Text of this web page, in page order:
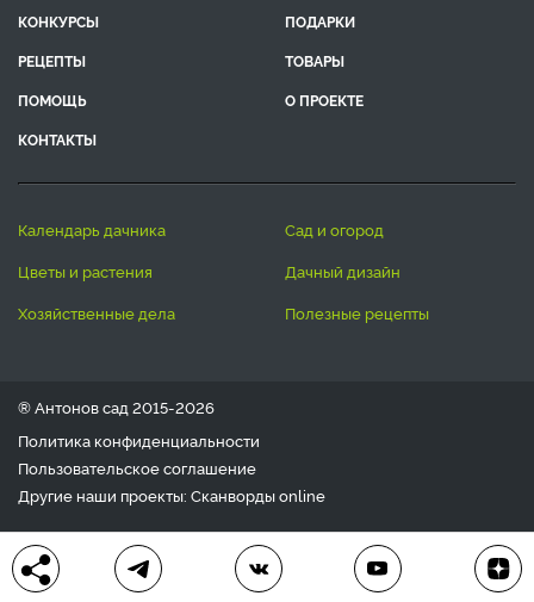
КОНКУРСЫ
ПОДАРКИ
РЕЦЕПТЫ
ТОВАРЫ
ПОМОЩЬ
О ПРОЕКТЕ
КОНТАКТЫ
календарь дачника
сад и огород
цветы и растения
дачный дизайн
хозяйственные дела
полезные рецепты
® Антонов сад 2015-2026
Политика конфиденциальности
Пользовательское соглашение
Другие наши проекты: Сканвордыonline
Любое использование материала допускается только с
письменного согласия редакции